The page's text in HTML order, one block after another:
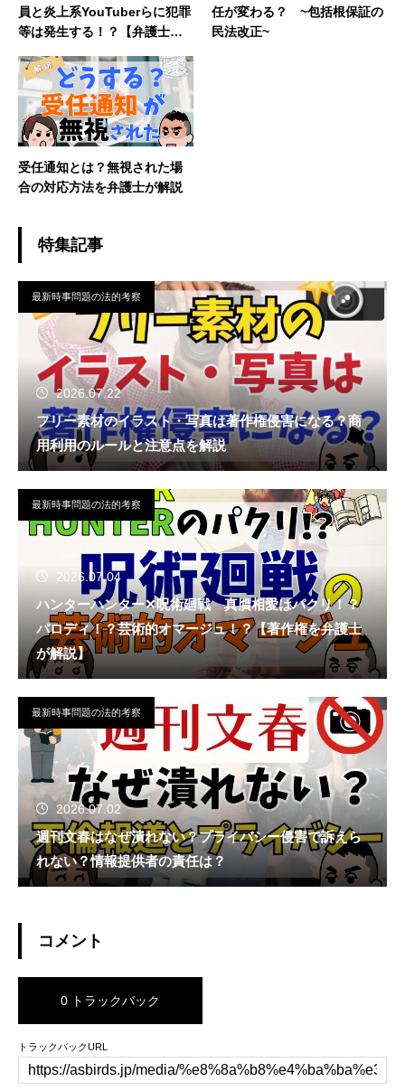
員と炎上系YouTuberらに犯罪
等は発生する！？【弁護士が
任が変わる？ ~包括根保証の
民法改正~
受任通知とは？無視された場
合の対応方法を弁護士が解説
特集記事
最新時事問題の法的考察
2026.07.22
フリー素材のイラスト・写真は著作権侵害になる？商
用利用のルールと注意点を解説
最新時事問題の法的考察
2026.07.04
ハンターハンター✕呪術廻戦 真贋相愛はパクリ！？
パロディ！？芸術的オマージュ！？【著作権を弁護士
が解説】
最新時事問題の法的考察
2026.07.02
週刊文春はなぜ潰れない？プライバシー侵害で訴えら
れない？情報提供者の責任は？
コメント
0 トラックバック
トラックバックURL